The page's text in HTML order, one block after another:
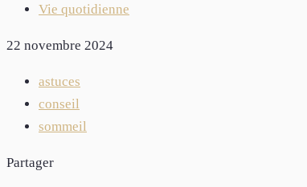
Vie quotidienne
22 novembre 2024
astuces
conseil
sommeil
Partager